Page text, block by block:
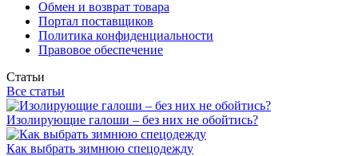
Обмен и возврат товара
Портал поставщиков
Политика конфиденциальности
Правовое обеспечение
Статьи
Все статьи
Изолирующие галоши – без них не обойтись?
Как выбрать зимнюю спецодежду